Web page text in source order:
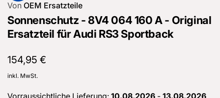
Von OEM Ersatzteile
Sonnenschutz - 8V4 064 160 A - Original
Ersatzteil für Audi RS3 Sportback
Normaler
Preis
154,95 €
inkl. MwSt.
Vorraussichtliche Lieferung: 10.08.2026 - 13.08.2026